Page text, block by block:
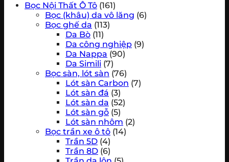
Bọc Nội Thất Ô Tô (161)
Bọc (khâu) da vô lăng (6)
Bọc ghế da (113)
Da Bò (11)
Da công nghiệp (9)
Da Nappa (90)
Da Simili (7)
Bọc sàn, lót sàn (76)
Lót sàn Carbon (7)
Lót sàn đá (3)
Lót sàn da (52)
Lót sàn gỗ (5)
Lót sàn nhôm (2)
Bọc trần xe ô tô (14)
Trần 5D (4)
Trần 8D (6)